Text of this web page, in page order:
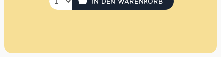
IN DEN WARENKORB